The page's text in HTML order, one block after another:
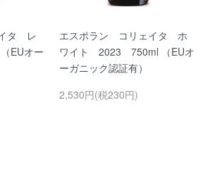
タ レ
EUオー
エスポラン コリェイタ ホ
ワイト 2023 750ml （EUオ
ーガニック認証有）
2,530円(税230円)